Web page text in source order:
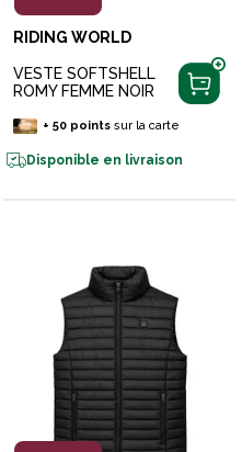
RIDING WORLD
VESTE SOFTSHELL
ROMY FEMME NOIR
+ 50pointssur la carte
Disponible en livraison